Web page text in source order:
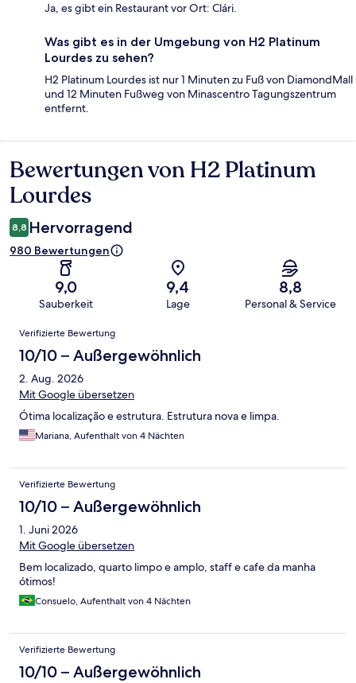
Ja, es gibt ein Restaurant vor Ort: Clári.
Was gibt es in der Umgebung von H2 Platinum
Lourdes zu sehen?
H2 Platinum Lourdes ist nur 1 Minuten zu Fuß von DiamondMall
und 12 Minuten Fußweg von Minascentro Tagungszentrum
entfernt.
Bewertungen
Bewertungen von H2 Platinum
Lourdes
8,8 Hervorragend
980 Bewertungen
9,0
Sauberkeit
9,4
Lage
8,8
Personal & Service
Bewertungen
Verifizierte Bewertung
10/10 – Außergewöhnlich
2. Aug. 2026
Mit Google übersetzen
Ótima localização e estrutura. Estrutura nova e limpa.
Mariana, Aufenthalt von 4 Nächten
Verifizierte Bewertung
10/10 – Außergewöhnlich
1. Juni 2026
Mit Google übersetzen
Bem localizado, quarto limpo e amplo, staff e cafe da manha
ótimos!
Consuelo, Aufenthalt von 4 Nächten
Verifizierte Bewertung
10/10 – Außergewöhnlich